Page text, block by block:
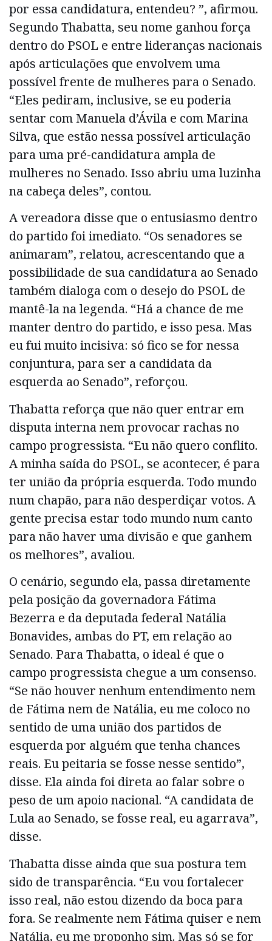
por essa candidatura, entendeu? ”, afirmou.
Segundo Thabatta, seu nome ganhou força
dentro do PSOL e entre lideranças nacionais
após articulações que envolvem uma
possível frente de mulheres para o Senado.
“Eles pediram, inclusive, se eu poderia
sentar com Manuela d’Ávila e com Marina
Silva, que estão nessa possível articulação
para uma pré-candidatura ampla de
mulheres no Senado. Isso abriu uma luzinha
na cabeça deles”, contou.
A vereadora disse que o entusiasmo dentro
do partido foi imediato. “Os senadores se
animaram”, relatou, acrescentando que a
possibilidade de sua candidatura ao Senado
também dialoga com o desejo do PSOL de
mantê-la na legenda. “Há a chance de me
manter dentro do partido, e isso pesa. Mas
eu fui muito incisiva: só fico se for nessa
conjuntura, para ser a candidata da
esquerda ao Senado”, reforçou.
Thabatta reforça que não quer entrar em
disputa interna nem provocar rachas no
campo progressista. “Eu não quero conflito.
A minha saída do PSOL, se acontecer, é para
ter união da própria esquerda. Todo mundo
num chapão, para não desperdiçar votos. A
gente precisa estar todo mundo num canto
para não haver uma divisão e que ganhem
os melhores”, avaliou.
O cenário, segundo ela, passa diretamente
pela posição da governadora Fátima
Bezerra e da deputada federal Natália
Bonavides, ambas do PT, em relação ao
Senado. Para Thabatta, o ideal é que o
campo progressista chegue a um consenso.
“Se não houver nenhum entendimento nem
de Fátima nem de Natália, eu me coloco no
sentido de uma união dos partidos de
esquerda por alguém que tenha chances
reais. Eu peitaria se fosse nesse sentido”,
disse. Ela ainda foi direta ao falar sobre o
peso de um apoio nacional. “A candidata de
Lula ao Senado, se fosse real, eu agarrava”,
disse.
Thabatta disse ainda que sua postura tem
sido de transparência. “Eu vou fortalecer
isso real, não estou dizendo da boca para
fora. Se realmente nem Fátima quiser e nem
Natália, eu me proponho sim. Mas só se for